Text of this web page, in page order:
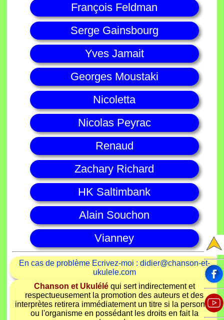
François Feldman
Serge Gainsbourg
Yves Jamait
Georges Moustaki
Nicoletta
Nicolas Peyrac
Renaud
Zachary Richard
HK Saltimbank
Alain Souchon
Vianney
En cas de problème Ecrivez-moi : didier@chanson-et-
ukulele.com
Chanson et Ukuléléqui sert indirectement et
respectueusement la promotion des auteurs et des
interprètes retirera immédiatement un titre si la personne
ou l'organisme en possédant les droits en fait la